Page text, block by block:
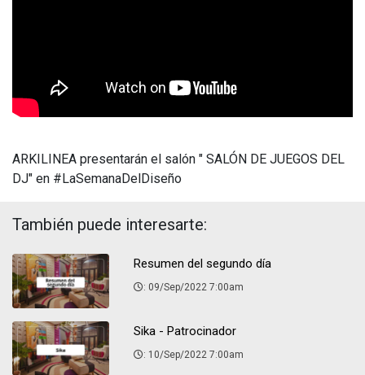
ARKILINEA presentarán el salón " SALÓN DE JUEGOS DEL
DJ" en #LaSemanaDelDiseño
También puede interesarte:
Resumen del segundo día
: 09/Sep/2022 7:00am
Sika - Patrocinador
: 10/Sep/2022 7:00am